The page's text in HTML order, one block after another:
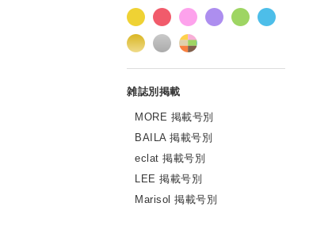
MORE 掲載号別
BAILA 掲載号別
eclat 掲載号別
LEE 掲載号別
Marisol 掲載号別